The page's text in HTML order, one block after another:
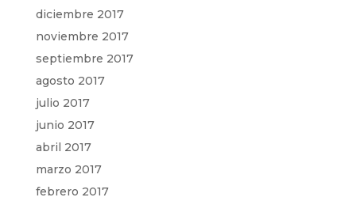
diciembre 2017
noviembre 2017
septiembre 2017
agosto 2017
julio 2017
junio 2017
abril 2017
marzo 2017
febrero 2017